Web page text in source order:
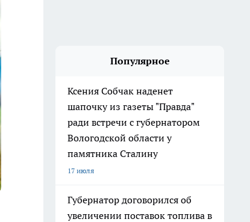
Популярное
Ксения Собчак наденет
шапочку из газеты "Правда"
ради встречи с губернатором
Вологодской области у
памятника Сталину
17 июля
Губернатор договорился об
увеличении поставок топлива в